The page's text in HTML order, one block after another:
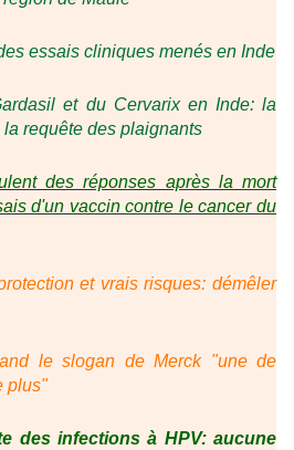
essais cliniques menés en Inde
et du Cervarix en Inde: la
requête des plaignants
des réponses après la mort
d'un vaccin contre le cancer du
et vrais risques: démêler
le slogan de Merck "une de
plus"
des infections à HPV: aucune